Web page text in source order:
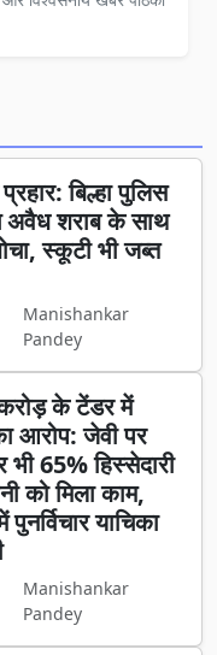
बिल्हा पुलिस
अवैध शराब के साथ
स्कूटी भी जब्त
Manishankar
Pandey
के टेंडर में
आरोप: जेवी पर
भी 65% हिस्सेदारी
को मिला काम,
पुनर्विचार याचिका
Manishankar
Pandey